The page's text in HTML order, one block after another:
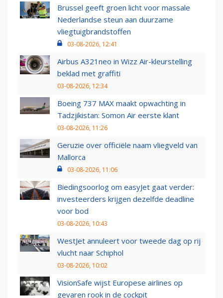
Brussel geeft groen licht voor massale
Nederlandse steun aan duurzame
vliegtuigbrandstoffen
03-08-2026, 12:41
Airbus A321neo in Wizz Air-kleurstelling
beklad met graffiti
03-08-2026, 12:34
Boeing 737 MAX maakt opwachting in
Tadzjikistan: Somon Air eerste klant
03-08-2026, 11:26
Geruzie over officiële naam vliegveld van
Mallorca
03-08-2026, 11:06
Biedingsoorlog om easyJet gaat verder:
investeerders krijgen dezelfde deadline
voor bod
03-08-2026, 10:43
WestJet annuleert voor tweede dag op rij
vlucht naar Schiphol
03-08-2026, 10:02
VisionSafe wijst Europese airlines op
gevaren rook in de cockpit